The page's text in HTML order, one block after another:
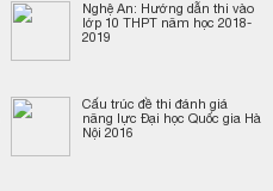
Nghệ An: Hướng dẫn thi vào
lớp 10 THPT năm học 2018-
2019
Cấu trúc đề thi đánh giá
năng lực Đại học Quốc gia Hà
Nội 2016